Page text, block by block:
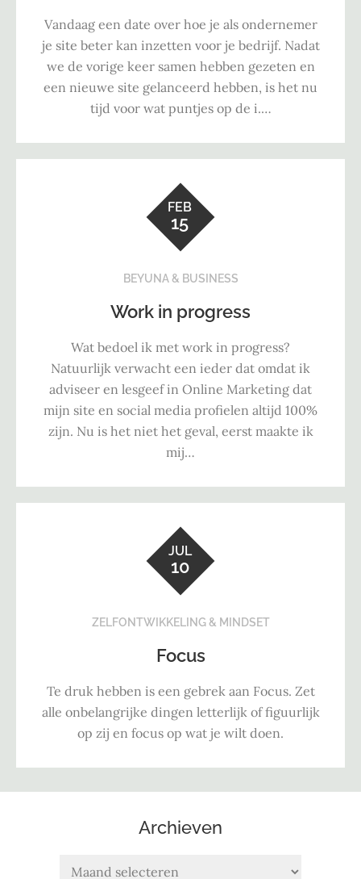
Vandaag een date over hoe je als ondernemer
je site beter kan inzetten voor je bedrijf. Nadat
we de vorige keer samen hebben gezeten en
een nieuwe site gelanceerd hebben, is het nu
tijd voor wat puntjes op de i.…
FEB
15
BEYUNA & BUSINESS
Work in progress
Wat bedoel ik met work in progress?
Natuurlijk verwacht een ieder dat omdat ik
adviseer en lesgeef in Online Marketing dat
mijn site en social media profielen altijd 100%
zijn. Nu is het niet het geval, eerst maakte ik
mij…
JUL
10
ZELFONTWIKKELING & MINDSET
Focus
Te druk hebben is een gebrek aan Focus. Zet
alle onbelangrijke dingen letterlijk of figuurlijk
op zij en focus op wat je wilt doen.
Archieven
Archieven